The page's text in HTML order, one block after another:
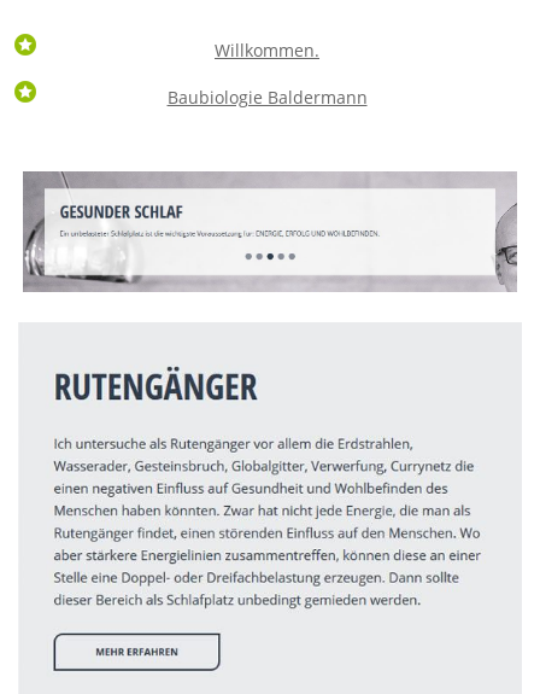
Willkommen.
Baubiologie Baldermann